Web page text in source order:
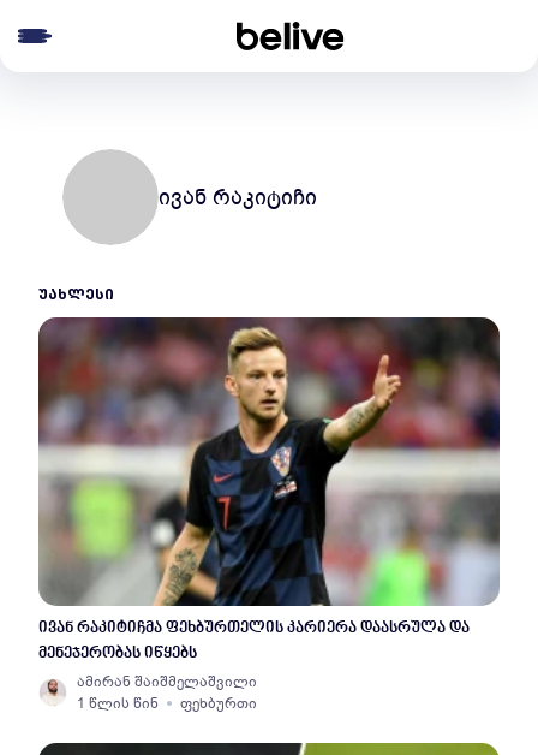
ივან რაკიტიჩი
ᲣᲐᲮᲚᲔᲡᲘ
ივან რაკიტიჩმა ფეხბურთელის კარიერა დაასრულა და
მენეჯერობას იწყებს
ამირან შაიშმელაშვილი
1 წლის წინ
ფეხბურთი